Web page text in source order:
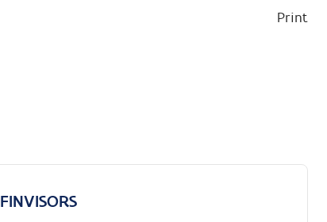
Print
FINVISORS